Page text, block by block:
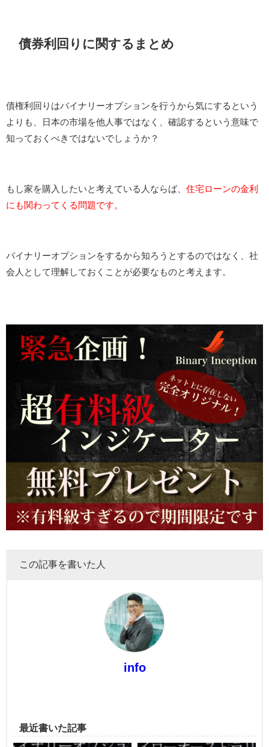
債券利回りに関するまとめ
債権利回りはバイナリーオプションを行うから気にするという
よりも、日本の市場を他人事ではなく、確認するという意味で
知っておくべきではないでしょうか？
もし家を購入したいと考えている人ならば、 住宅ローンの金利
にも関わってくる問題です。
バイナリーオプションをするから知ろうとするのではなく、社
会人として理解しておくことが必要なものと考えます。
この記事を書いた人
info
最近書いた記事